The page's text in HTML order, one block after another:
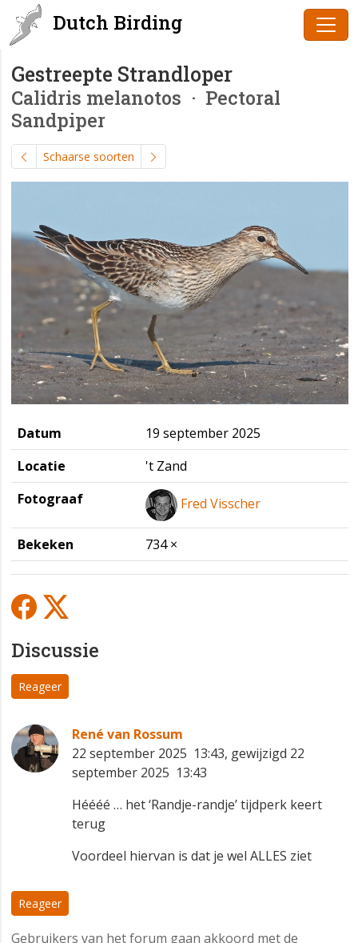
Dutch Birding
Gestreepte Strandloper
Calidris melanotos · Pectoral
Sandpiper
Schaarse soorten
Datum
19 september 2025
Locatie
't Zand
Fotograaf
Fred Visscher
Bekeken 734 ×
Discussie
Reageer
René van Rossum
22 september 2025 13:43, gewijzigd 22
september 2025 13:43
Héééé … het ‘Randje-randje’ tijdperk keert
terug 😁
Voordeel hiervan is dat je wel ALLES ziet 👀✅
Reageer
Gebruikers van het forum gaan akkoord met de